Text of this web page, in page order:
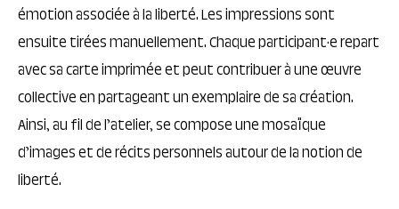
émotion associée à la liberté. Les impressions sont
ensuite tirées manuellement. Chaque participant·e repart
avec sa carte imprimée et peut contribuer à une œuvre
collective en partageant un exemplaire de sa création.
Ainsi, au fil de l’atelier, se compose une mosaïque
d’images et de récits personnels autour de la notion de
liberté.